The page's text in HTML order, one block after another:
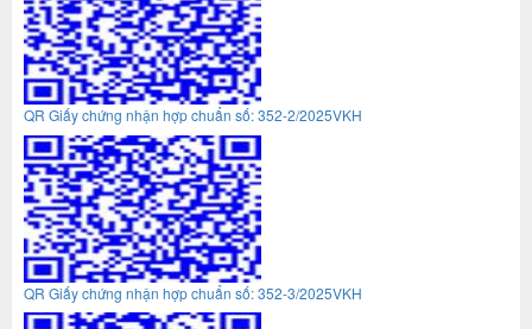
QR Giấy chứng nhận hợp chuẩn số: 352-2/2025VKH
QR Giấy chứng nhận hợp chuẩn số: 352-3/2025VKH